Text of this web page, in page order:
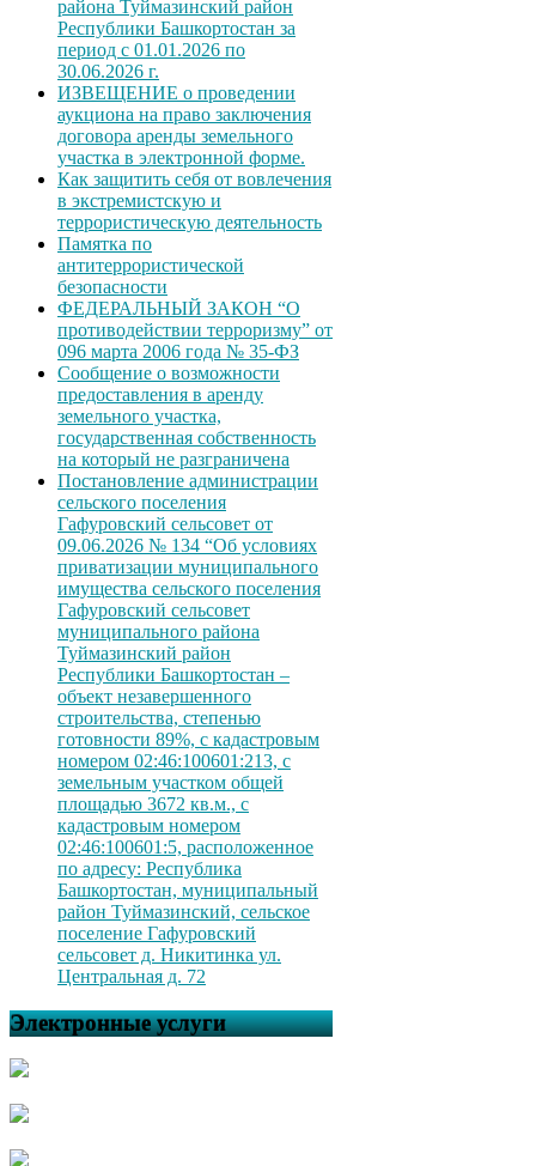
района Туймазинский район
Республики Башкортостан за
период с 01.01.2026 по
30.06.2026 г.
ИЗВЕЩЕНИЕ о проведении
аукциона на право заключения
договора аренды земельного
участка в электронной форме.
Как защитить себя от вовлечения
в экстремистскую и
террористическую деятельность
Памятка по
антитеррористической
безопасности
ФЕДЕРАЛЬНЫЙ ЗАКОН “О
противодействии терроризму” от
096 марта 2006 года № 35-ФЗ
Сообщение о возможности
предоставления в аренду
земельного участка,
государственная собственность
на который не разграничена
Постановление администрации
сельского поселения
Гафуровский сельсовет от
09.06.2026 № 134 “Об условиях
приватизации муниципального
имущества сельского поселения
Гафуровский сельсовет
муниципального района
Туймазинский район
Республики Башкортостан –
объект незавершенного
строительства, степенью
готовности 89%, с кадастровым
номером 02:46:100601:213, с
земельным участком общей
площадью 3672 кв.м., с
кадастровым номером
02:46:100601:5, расположенное
по адресу: Республика
Башкортостан, муниципальный
район Туймазинский, сельское
поселение Гафуровский
сельсовет д. Никитинка ул.
Центральная д. 72
Электронные услуги